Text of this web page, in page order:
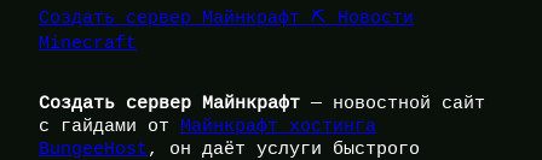
Создать сервер Майнкрафт ⛏️ Новости
Minecraft
Создать сервер Майнкрафт — новостной сайт
с гайдами от Майнкрафт хостинга
BungeeHost, он даёт услуги быстрого